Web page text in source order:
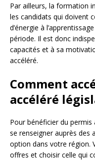
Par ailleurs, la formation
les candidats qui doivent
d’énergie à
période. Il est donc
capacités et à sa
accéléré.
Comment
accéléré
Pour bénéficier du permis
se renseigner auprès des
option dans votre région.
offres et choisir celle qui